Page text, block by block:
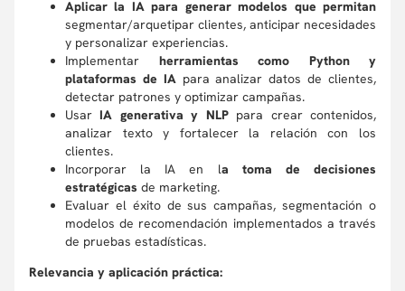
Aplicar la IA para generar modelos que permitan
segmentar/arquetipar clientes, anticipar necesidades
y personalizar experiencias.
Implementar herramientas como Python y
plataformas de IApara analizar datos de clientes,
detectar patrones y optimizar campañas.
UsarIA generativa y NLPpara crear contenidos,
analizar texto y fortalecer la relación con los
clientes.
Incorporar la IA en la toma de decisiones
estratégicas de marketing.
Evaluar el éxito de sus campañas, segmentación o
modelos de recomendación implementados a través
de pruebas estadísticas.
Relevancia y aplicación práctica: